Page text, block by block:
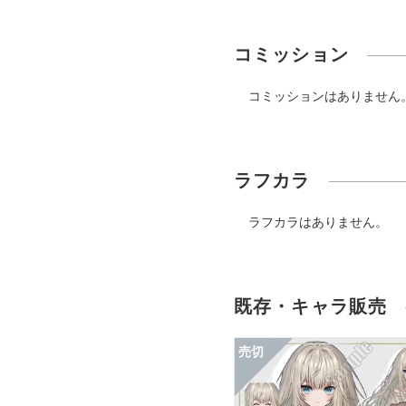
コミッション
コミッションはありません
ラフカラ
ラフカラはありません。
既存・キャラ販売